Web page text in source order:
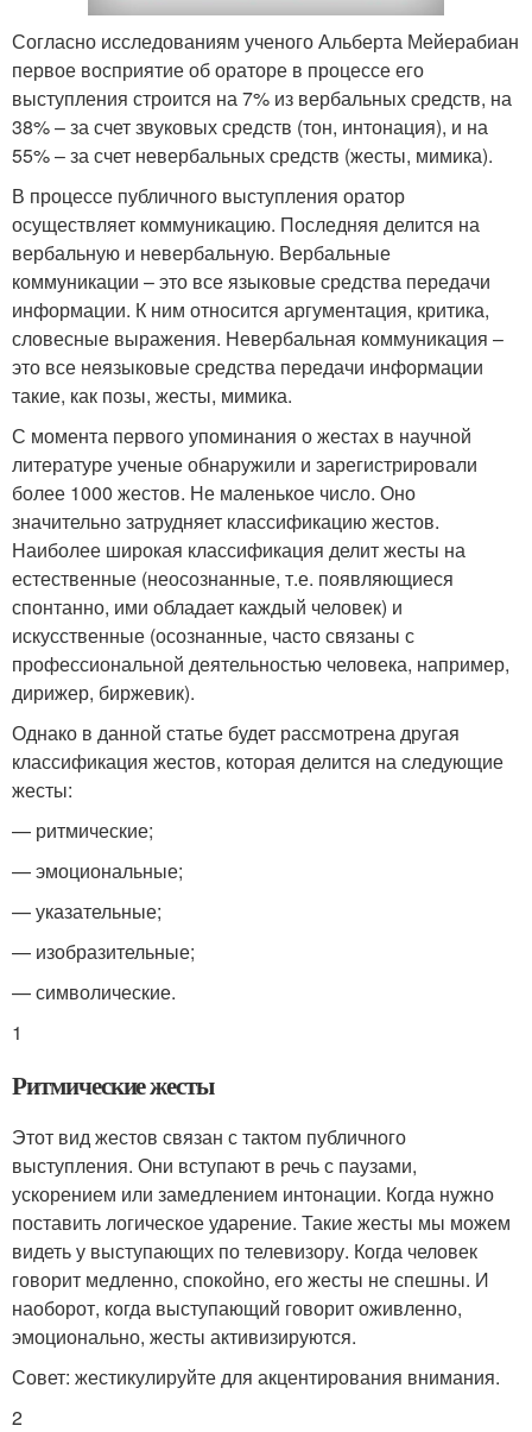
Согласно исследованиям ученого Альберта Мейерабиан
первое восприятие об ораторе в процессе его
выступления строится на 7% из вербальных средств, на
38% – за счет звуковых средств (тон, интонация), и на
55% – за счет невербальных средств (жесты, мимика).
В процессе публичного выступления оратор
осуществляет коммуникацию. Последняя делится на
вербальную и невербальную. Вербальные
коммуникации – это все языковые средства передачи
информации. К ним относится аргументация, критика,
словесные выражения. Невербальная коммуникация –
это все неязыковые средства передачи информации
такие, как позы, жесты, мимика.
С момента первого упоминания о жестах в научной
литературе ученые обнаружили и зарегистрировали
более 1000 жестов. Не маленькое число. Оно
значительно затрудняет классификацию жестов.
Наиболее широкая классификация делит жесты на
естественные (неосознанные, т.е. появляющиеся
спонтанно, ими обладает каждый человек) и
искусственные (осознанные, часто связаны с
профессиональной деятельностью человека, например,
дирижер, биржевик).
Однако в данной статье будет рассмотрена другая
классификация жестов, которая делится на следующие
жесты:
— ритмические;
— эмоциональные;
— указательные;
— изобразительные;
— символические.
1
Ритмические жесты
Этот вид жестов связан с тактом публичного
выступления. Они вступают в речь с паузами,
ускорением или замедлением интонации. Когда нужно
поставить логическое ударение. Такие жесты мы можем
видеть у выступающих по телевизору. Когда человек
говорит медленно, спокойно, его жесты не спешны. И
наоборот, когда выступающий говорит оживленно,
эмоционально, жесты активизируются.
Совет: жестикулируйте для акцентирования внимания.
2